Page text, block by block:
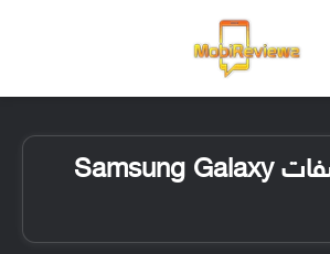
سعر ومواصفات Samsung Galaxy